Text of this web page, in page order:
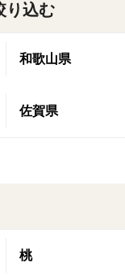
り込む
和歌山県
佐賀県
桃